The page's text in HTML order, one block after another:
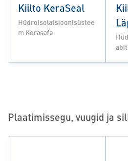
Kiilto KeraSeal
Hüdroisolatsioonisüstee
m Kerasafe
Plaatimissegu, vuugid ja